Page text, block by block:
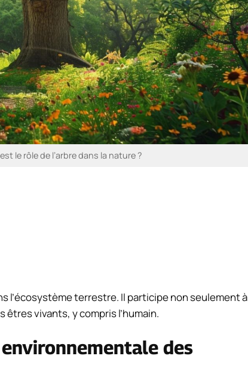
le rôle de l’arbre dans la nature ?
l’écosystème terrestre. Il participe non seulement à
êtres vivants, y compris l’humain.
des